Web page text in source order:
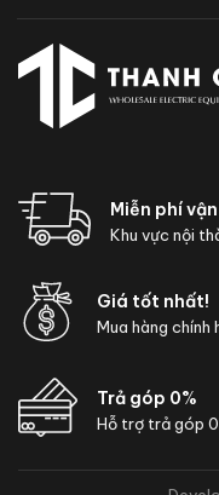
Miễn phí
Khu vực nội
Giá tốt nhất!
Mua hàng chính
Trả góp 0%
Hỗ trợ trả góp